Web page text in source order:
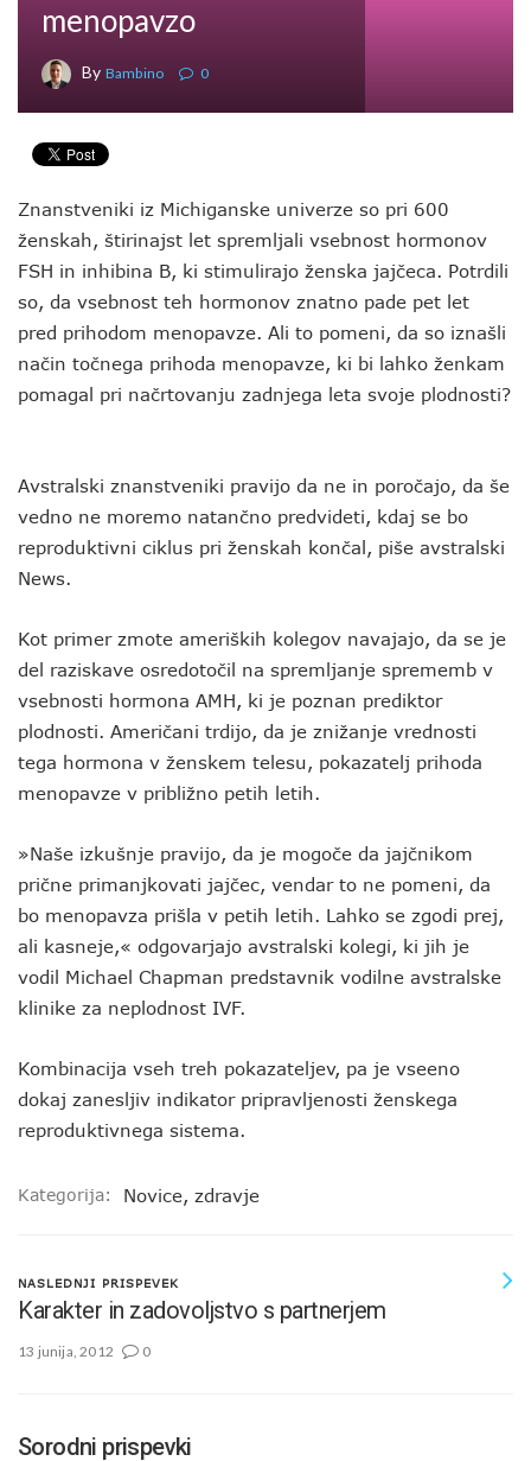
menopavzo
By Bambino 0
Znanstveniki iz Michiganske univerze so pri 600
ženskah, štirinajst let spremljali vsebnost hormonov
FSH in inhibina B, ki stimulirajo ženska jajčeca. Potrdili
so, da vsebnost teh hormonov znatno pade pet let
pred prihodom menopavze. Ali to pomeni, da so iznašli
način točnega prihoda menopavze, ki bi lahko ženkam
pomagal pri načrtovanju zadnjega leta svoje plodnosti?
Avstralski znanstveniki pravijo da ne in poročajo, da še
vedno ne moremo natančno predvideti, kdaj se bo
reproduktivni ciklus pri ženskah končal, piše avstralski
News.
Kot primer zmote ameriških kolegov navajajo, da se je
del raziskave osredotočil na spremljanje sprememb v
vsebnosti hormona AMH, ki je poznan prediktor
plodnosti. Američani trdijo, da je znižanje vrednosti
tega hormona v ženskem telesu, pokazatelj prihoda
menopavze v približno petih letih.
»Naše izkušnje pravijo, da je mogoče da jajčnikom
prične primanjkovati jajčec, vendar to ne pomeni, da
bo menopavza prišla v petih letih. Lahko se zgodi prej,
ali kasneje,« odgovarjajo avstralski kolegi, ki jih je
vodil Michael Chapman predstavnik vodilne avstralske
klinike za neplodnost IVF.
Kombinacija vseh treh pokazateljev, pa je vseeno
dokaj zanesljiv indikator pripravljenosti ženskega
reproduktivnega sistema.
Kategorija: Novice, zdravje
NASLEDNJI PRISPEVEK
Karakter in zadovoljstvo s partnerjem
13 junija, 2012 0
Sorodni prispevki